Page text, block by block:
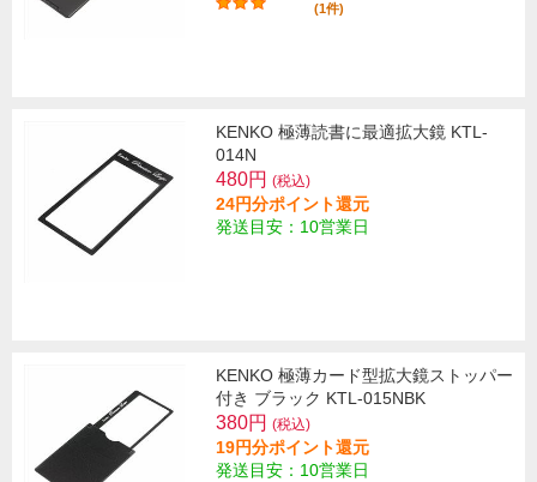
(1件)
KENKO 極薄読書に最適拡大鏡 KTL-
014N
480円 (税込)
24円分ポイント還元
発送目安：10営業日
KENKO 極薄カード型拡大鏡ストッパー
付き ブラック KTL-015NBK
380円 (税込)
19円分ポイント還元
発送目安：10営業日